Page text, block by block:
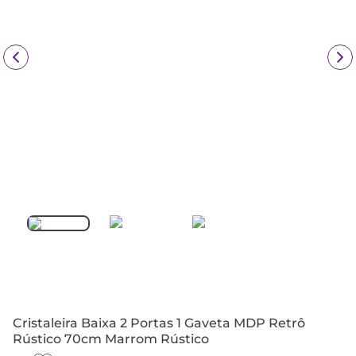
Cristaleira Baixa 2 Portas 1 Gaveta MDP Retrô
Rústico 70cm Marrom Rústico